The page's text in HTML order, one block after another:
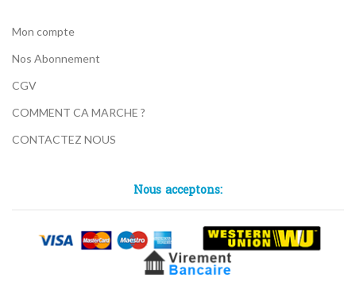
Mon compte
Nos Abonnement
CGV
COMMENT CA MARCHE ?
CONTACTEZ NOUS
Nous acceptons: